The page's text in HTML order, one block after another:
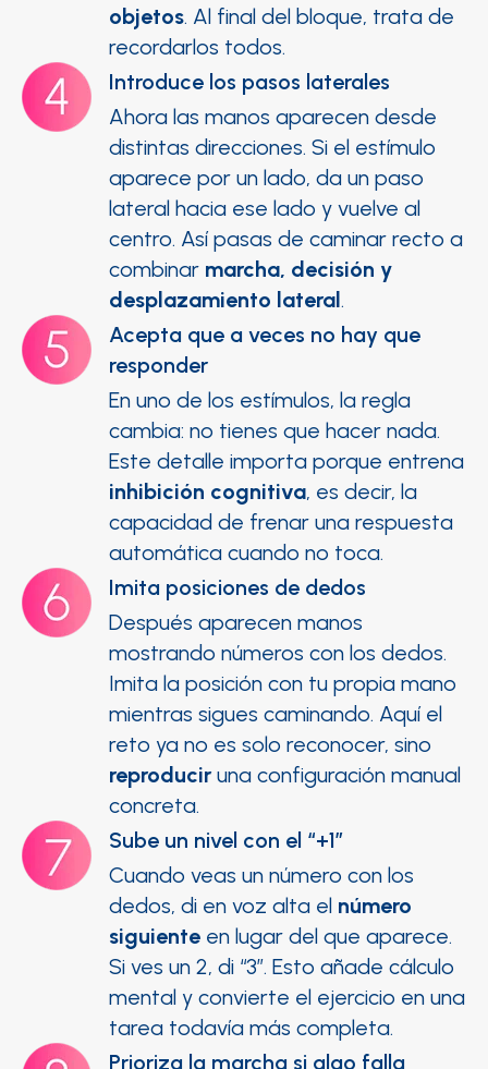
objetos. Al final del bloque, trata de
recordarlos todos.
Introduce los pasos laterales
Ahora las manos aparecen desde
distintas direcciones. Si el estímulo
aparece por un lado, da un paso
lateral hacia ese lado y vuelve al
centro. Así pasas de caminar recto a
combinar marcha, decisión y
desplazamiento lateral.
Acepta que a veces no hay que
responder
En uno de los estímulos, la regla
cambia: no tienes que hacer nada.
Este detalle importa porque entrena
inhibición cognitiva, es decir, la
capacidad de frenar una respuesta
automática cuando no toca.
Imita posiciones de dedos
Después aparecen manos
mostrando números con los dedos.
Imita la posición con tu propia mano
mientras sigues caminando. Aquí el
reto ya no es solo reconocer, sino
reproduciruna configuración manual
concreta.
Sube un nivel con el “+1”
Cuando veas un número con los
dedos, di en voz alta el número
siguiente en lugar del que aparece.
Si ves un 2, di “3”. Esto añade cálculo
mental y convierte el ejercicio en una
tarea todavía más completa.
Prioriza la marcha si algo falla